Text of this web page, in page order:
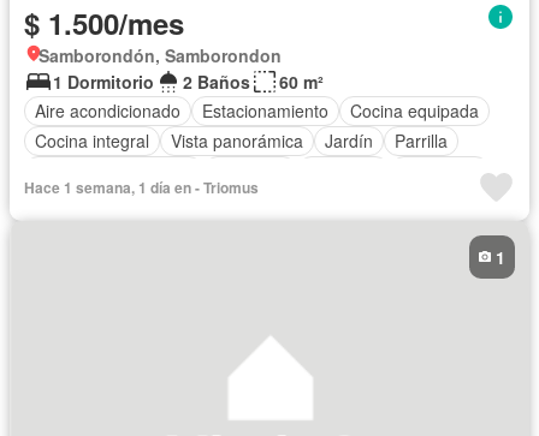
$ 1.500/mes
Samborondón, Samborondon
1 Dormitorio
2 Baños
60 m²
Aire acondicionado
Estacionamiento
Cocina equipada
Cocina integral
Vista panorámica Jardín
Parrilla
Piscina
Sin amoblar
Hace 1 semana, 1 día en - Triomus
1